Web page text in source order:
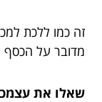
זה כמו ללכת
מדובר על הכסף
שאלו את